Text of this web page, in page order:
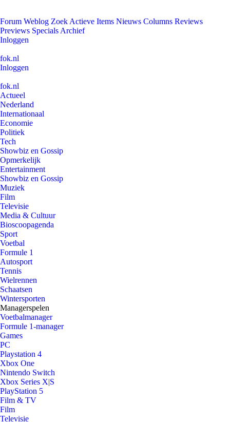
Forum Weblog Zoek Actieve Items Nieuws Columns Reviews
Previews Specials Archief
Inloggen
fok.nl
Inloggen
fok.nl
Actueel
Nederland
Internationaal
Economie
Politiek
Tech
Showbiz en Gossip
Opmerkelijk
Entertainment
Showbiz en Gossip
Muziek
Film
Televisie
Media & Cultuur
Bioscoopagenda
Sport
Voetbal
Formule 1
Autosport
Tennis
Wielrennen
Schaatsen
Wintersporten
Managerspelen
Voetbalmanager
Formule 1-manager
Games
PC
Playstation 4
Xbox One
Nintendo Switch
Xbox Series X|S
PlayStation 5
Film & TV
Film
Televisie